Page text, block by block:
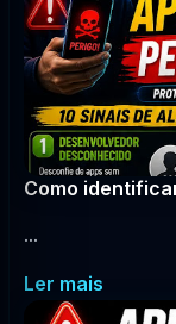
Como
...
Ler mais